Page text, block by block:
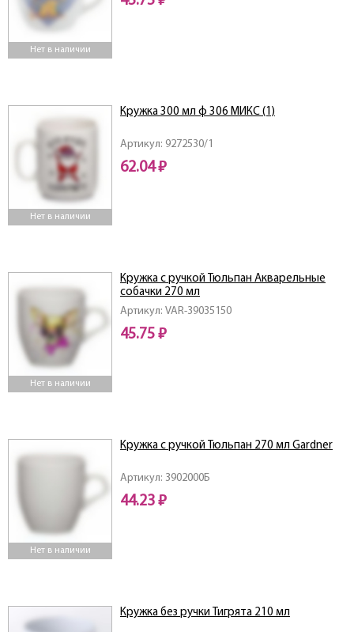
Нет в наличии
Нет в наличии
Артикул: 9272530/1
Кружка 300 мл ф 306 МИКС (1)
62.04 ₽
Нет в наличии
Артикул: VAR-39035150
Кружка с ручкой Тюльпан Акварельные
собачки 270 мл
45.75 ₽
Нет в наличии
Артикул: 3902000Б
Кружка с ручкой Тюльпан 270 мл Gardner
44.23 ₽
Кружка без ручки Тигрята 210 мл